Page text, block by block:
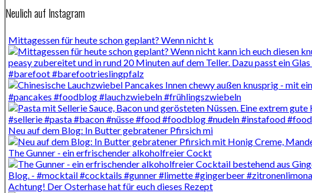
Neulich auf Instagram
Mittagessen für heute schon geplant? Wenn nicht k
Neu auf dem Blog: In Butter gebratener Pfirsich mi
The Gunner - ein erfrischender alkoholfreier Cockt
Achtung! Der Osterhase hat für euch dieses Rezept